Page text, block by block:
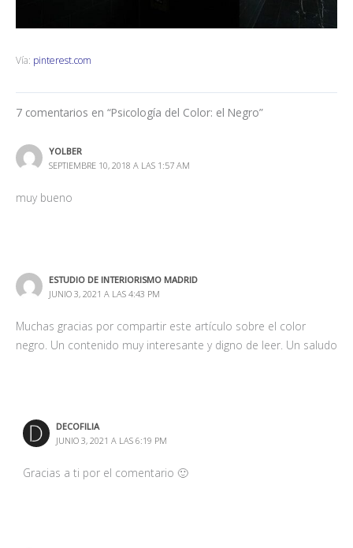
Vía: pinterest.com
7 comentarios en “Psicología del Color: el Negro”
YOLBER
SEPTIEMBRE 10, 2018 A LAS 1:57 AM
muy bueno
ESTUDIO DE INTERIORISMO MADRID
JUNIO 3, 2021 A LAS 4:43 PM
Muchas gracias por compartir este artículo sobre el color
negro. Un contenido muy interesante y digno de leer. Un saludo
DECOFILIA
JUNIO 3, 2021 A LAS 6:19 PM
Gracias a ti por el comentario 🙂